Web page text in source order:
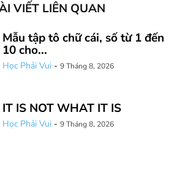
VIẾT LIÊN QUAN
Mẫu tập tô chữ cái, số từ 1 đến
10 cho...
Học Phải Vui - 9 Tháng 8, 2026
IT IS NOT WHAT IT IS
Học Phải Vui - 9 Tháng 8, 2026